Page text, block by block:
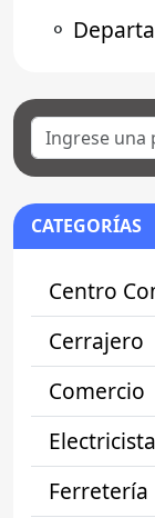
⚬
CATEGORÍAS
Centro
Cerrajero
Comercio
Electricista
Ferretería